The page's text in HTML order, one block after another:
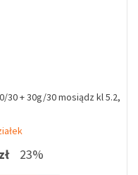
30 + 30g/30 mosiądz kl 5.2,
23%